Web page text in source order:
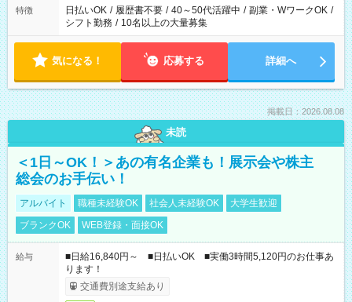
特徴 日払いOK / 履歴書不要 / 40～50代活躍中 / 副業・WワークOK /
シフト勤務 / 10名以上の大量募集
気になる！ 応募する 詳細へ
掲載日：2026.08.08
未読
＜1日～OK！＞あの有名企業も！展示会や株主
総会のお手伝い！
アルバイト 職種未経験OK 社会人未経験OK
大学生歓迎
ブランクOK
WEB登録・面接OK
給与
■日給16,840円～ ■日払いOK ■実働3時間5,120円のお仕事あ
ります！
交通費別途支給あり